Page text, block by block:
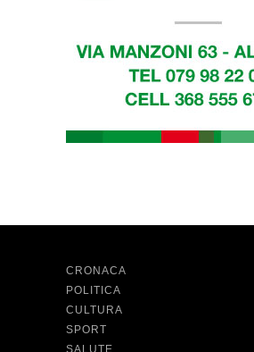
CRONACA
POLITICA
CULTURA
SPORT
SALUTE